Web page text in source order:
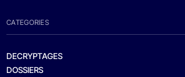
CATEGORIES
DECRYPTAGES
DOSSIERS